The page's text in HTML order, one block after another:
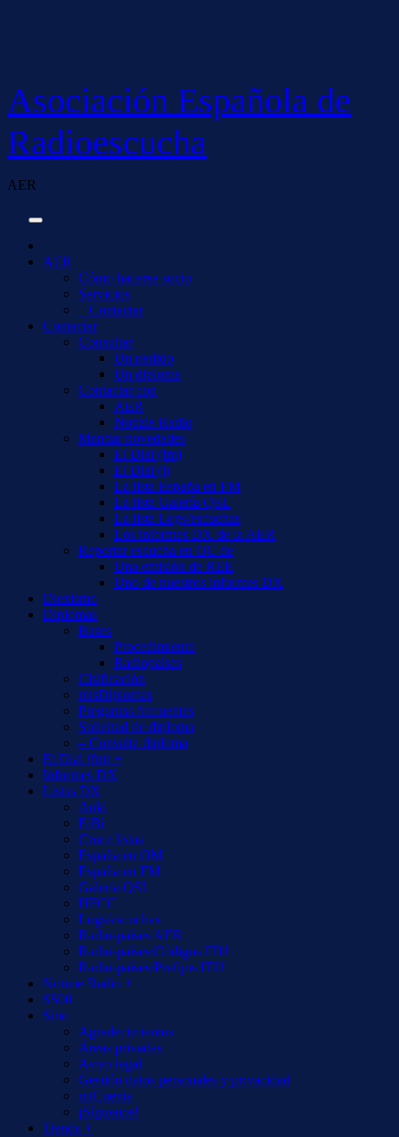
Asociación Española de
Radioescucha
AER
AER
Cómo hacerse socio
Servicios
– Contactar
Contactar
Consultar
Un pedido
Un diploma
Contactar con
AER
Notizie Radio
Mandar novedades
El Dial (fm)
El Dial (i)
La lista España en FM
La lista Galería QSL
La lista Logs/escuchas
Los informes DX de la AER
Reportar escucha en OC de
Una emisión de REE
Uno de nuestros informes DX
Diexismo
Diplomas
Bases
Procedimiento
Radiopaíses
Clsificación
misDiplomas
Preguntas frecuentes
Solicitud de diploma
– Consulta diploma
El Dial (fm) +
Informes DX
Listas DX
Aoki
EiBi
Cruce listas
España en OM
España en FM
Galería QSL
HFCC
Logs/escuchas
Radio-países AER
Radio-países/Códigos ITU
Radio-países/Prefijos ITU
Notizie Radio +
S500
Sitio
Agradecimientos
Áreas privadas
Aviso legal
Gestión datos personales y privacidad
miCuenta
¡Síguenos!
Tienda +